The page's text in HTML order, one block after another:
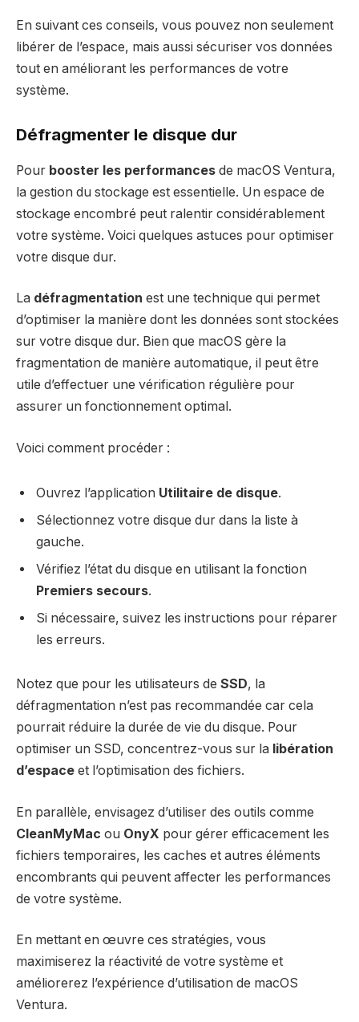
En suivant ces conseils, vous pouvez non seulement
libérer de l’espace, mais aussi sécuriser vos données
tout en améliorant les performances de votre
système.
Défragmenter le disque dur
Pour booster les performances de macOS Ventura,
la gestion du stockage est essentielle. Un espace de
stockage encombré peut ralentir considérablement
votre système. Voici quelques astuces pour optimiser
votre disque dur.
La défragmentation est une technique qui permet
d’optimiser la manière dont les données sont stockées
sur votre disque dur. Bien que macOS gère la
fragmentation de manière automatique, il peut être
utile d’effectuer une vérification régulière pour
assurer un fonctionnement optimal.
Voici comment procéder :
Ouvrez l’application Utilitaire de disque.
Sélectionnez votre disque dur dans la liste à
gauche.
Vérifiez l’état du disque en utilisant la fonction
Premiers secours.
Si nécessaire, suivez les instructions pour réparer
les erreurs.
Notez que pour les utilisateurs de SSD, la
défragmentation n’est pas recommandée car cela
pourrait réduire la durée de vie du disque. Pour
optimiser un SSD, concentrez-vous sur la libération
d’espace et l’optimisation des fichiers.
En parallèle, envisagez d’utiliser des outils comme
CleanMyMac ou OnyX pour gérer efficacement les
fichiers temporaires, les caches et autres éléments
encombrants qui peuvent affecter les performances
de votre système.
En mettant en œuvre ces stratégies, vous
maximiserez la réactivité de votre système et
améliorerez l’expérience d’utilisation de macOS
Ventura.